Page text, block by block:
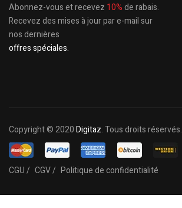
Abonnez-vous et recevez 10%de rabais.
Recevez des mises à jour par e-mail sur
nos dernières
offres spéciales.
Copyright © 2020Digitaz. Tous droits réservés.
CGU / CGV / Politique de confidentialité